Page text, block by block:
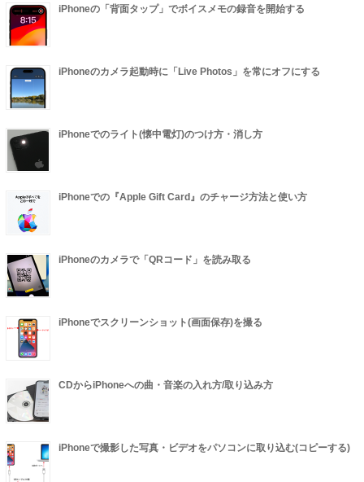
iPhoneの「背面タップ」でボイスメモの録音を開始する
iPhoneのカメラ起動時に「Live Photos」を常にオフにする
iPhoneでのライト(懐中電灯)のつけ方・消し方
iPhoneでの『Apple Gift Card』のチャージ方法と使い方
iPhoneのカメラで「QRコード」を読み取る
iPhoneでスクリーンショット(画面保存)を撮る
CDからiPhoneへの曲・音楽の入れ方/取り込み方
iPhoneで撮影した写真・ビデオをパソコンに取り込む(コピーする)